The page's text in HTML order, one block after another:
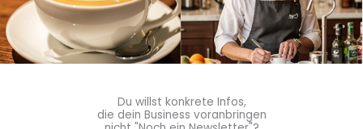
Helga Dassinger ist Spülerin des Jahres
Du willst konkrete Infos,
die dein Business voranbringen